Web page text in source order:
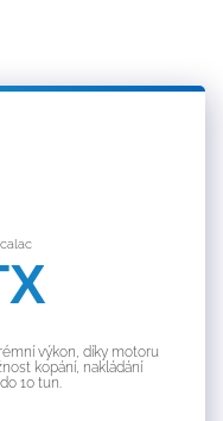
výkon, díky motoru
kopání, nakládání
10 tun.